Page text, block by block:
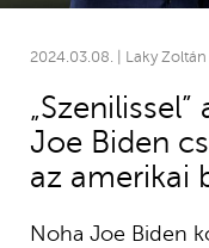
2024.03.08. | Laky Zoltán |
Joe Biden
az amerikai
Noha Joe Biden